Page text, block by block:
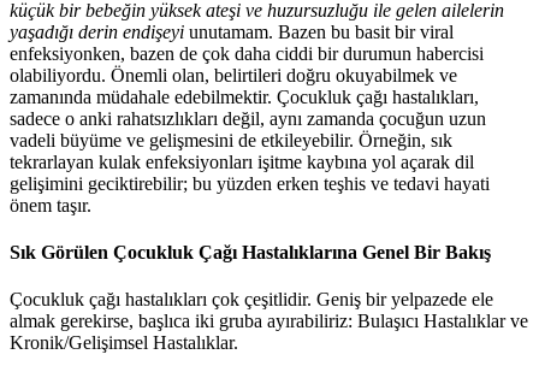
küçük bir bebeğin yüksek ateşi ve huzursuzluğu ile gelen ailelerin
yaşadığı derin endişeyi unutamam. Bazen bu basit bir viral
enfeksiyonken, bazen de çok daha ciddi bir durumun habercisi
olabiliyordu. Önemli olan, belirtileri doğru okuyabilmek ve
zamanında müdahale edebilmektir. Çocukluk çağı hastalıkları,
sadece o anki rahatsızlıkları değil, aynı zamanda çocuğun uzun
vadeli büyüme ve gelişmesini de etkileyebilir. Örneğin, sık
tekrarlayan kulak enfeksiyonları işitme kaybına yol açarak dil
gelişimini geciktirebilir; bu yüzden erken teşhis ve tedavi hayati
önem taşır.
Sık Görülen Çocukluk Çağı Hastalıklarına Genel Bir Bakış
Çocukluk çağı hastalıkları çok çeşitlidir. Geniş bir yelpazede ele
almak gerekirse, başlıca iki gruba ayırabiliriz: Bulaşıcı Hastalıklar ve
Kronik/Gelişimsel Hastalıklar.